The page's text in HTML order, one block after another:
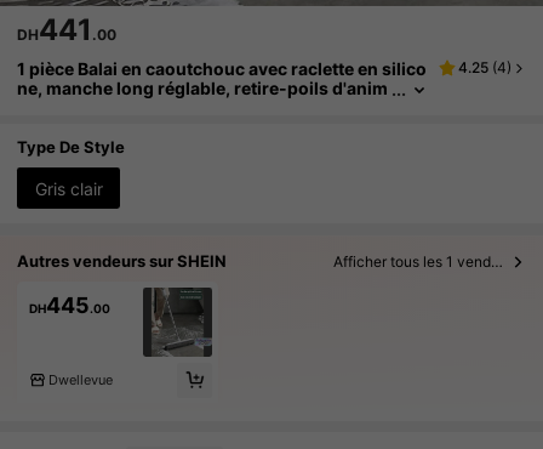
DH441 .00
1 pièce Balai en caoutchouc avec raclette en silico
ne, manche long réglable, retire-poils d'anim
en verre, indispensable
4.25 (4)
Type De Style
Gris clair
Autres vendeurs sur SHEIN Afficher tous les 1 vendeurs
DH445.00
Dwellevue